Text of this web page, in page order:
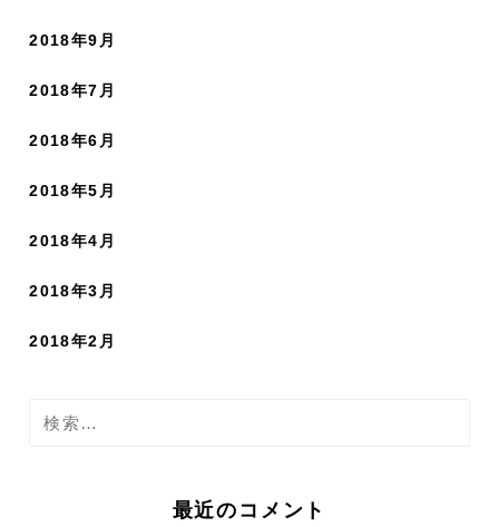
2018年9月
2018年7月
2018年6月
2018年5月
2018年4月
2018年3月
2018年2月
検
最近のコメント